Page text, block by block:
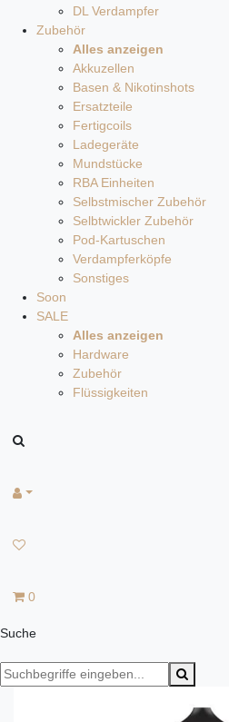
DL Verdampfer
Zubehör
Alles anzeigen
Akkuzellen
Basen & Nikotinshots
Ersatzteile
Fertigcoils
Ladegeräte
Mundstücke
RBA Einheiten
Selbstmischer Zubehör
Selbtwickler Zubehör
Pod-Kartuschen
Verdampferköpfe
Sonstiges
Soon
SALE
Alles anzeigen
Hardware
Zubehör
Flüssigkeiten
0
Suche